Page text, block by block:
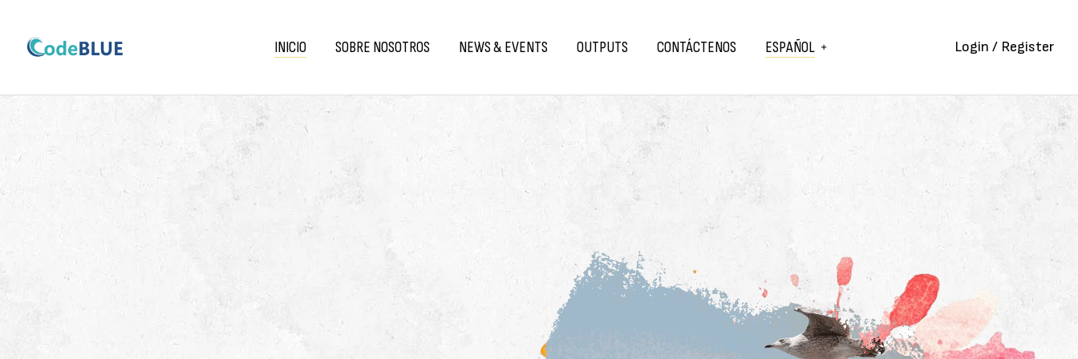
PROJECT
INICIO SOBRE NOSOTROS NEWS & EVENTS OUTPUTS CONTÁCTENOS ESPAÑOL Login / Register